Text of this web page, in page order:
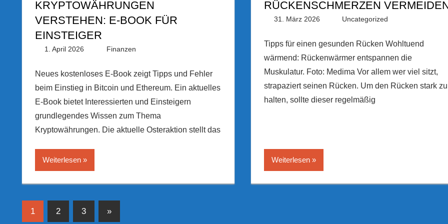
KRYPTOWÄHRUNGEN
VERSTEHEN: E-BOOK FÜR
EINSTEIGER
1. April 2026 PRGateway
Finanzen
Neues kostenloses E-Book zeigt Tipps und Fehler
beim Einstieg in Bitcoin und Ethereum. Ein aktuelles
E-Book bietet Interessierten und Einsteigern
grundlegendes Wissen zum Thema
Kryptowährungen. Die aktuelle Osteraktion stellt das
Weiterlesen
RÜCKENSCHMERZEN
31. März 2026 PRGateway
Uncategorized
Tipps für einen gesunden Rücken Wohltuend
wärmend: Rückenwärmer entspannen die
Muskulatur. Foto: Medima Vor allem wer viel sitzt,
strapaziert seinen Rücken. Um den Rücken stark zu
halten, sollte dieser regelmäßig
Weiterlesen
Seitennummerierung
1 2 3
Nächste
»